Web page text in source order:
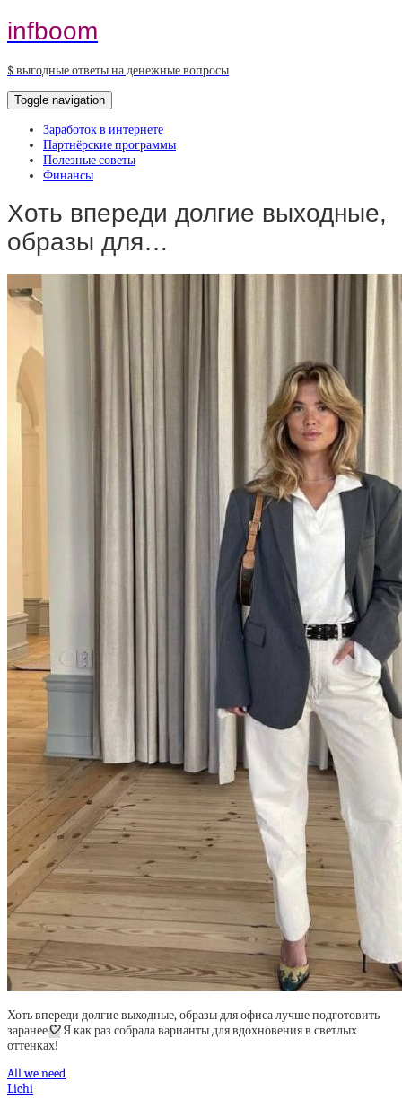
infboom
$ выгодные ответы на денежные вопросы
Toggle navigation
Заработок в интернете
Партнёрские программы
Полезные советы
Финансы
Хоть впереди долгие выходные,
образы для…
Хоть впереди долгие выходные, образы для офиса лучше подготовить
заранее🤍Я как раз собрала варианты для вдохновения в светлых
оттенках!
All we need
Lichi